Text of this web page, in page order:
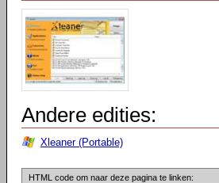
Andere edities:
Xleaner (Portable)
HTML code om naar deze pagina te linken: